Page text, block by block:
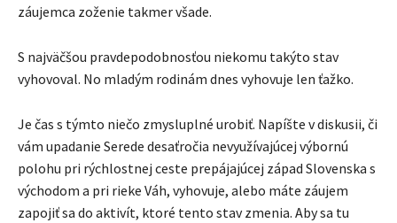
záujemca zoženie takmer všade.
S najväčšou pravdepodobnosťou niekomu takýto stav
vyhovoval. No mladým rodinám dnes vyhovuje len ťažko.
Je čas s týmto niečo zmysluplné urobiť. Napíšte v diskusii, či
vám upadanie Serede desaťročia nevyužívajúcej výbornú
polohu pri rýchlostnej ceste prepájajúcej západ Slovenska s
východom a pri rieke Váh, vyhovuje, alebo máte záujem
zapojiť sa do aktivít, ktoré tento stav zmenia. Aby sa tu